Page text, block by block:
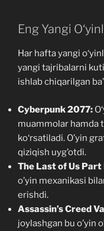
Eng Yangi
Har hafta yangi
yangi tajribalarni
ishlab chiqarilgan
Cyberpunk 2077:
muammolar hamda
ko‘rsatiladi. O’yin
qiziqish uyg’otdi.
The Last of Us Part
o’yin mexanikasi
erishdi.
Assassin’s Creed
joylashgan bu o’yin